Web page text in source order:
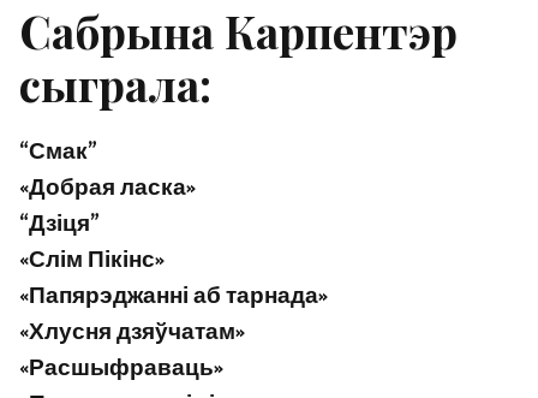
Сабрына Карпентэр
сыграла:
“Смак”
«Добрая ласка»
“Дзіця”
«Слім Пікінс»
«Папярэджанні аб тарнада»
«Хлусня дзяўчатам»
«Расшыфраваць»